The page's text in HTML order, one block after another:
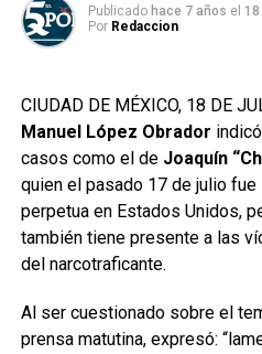
Publicado hace 7 años el 18
Por Redaccion
CIUDAD DE MÉXICO, 18 DE
Manuel López Obrador
casos como el de Joaquín
quien el pasado 17 de julio fue
perpetua en Estados Unidos,
también tiene presente a las
del narcotraficante.
Al ser cuestionado sobre el
prensa matutina, expresó: